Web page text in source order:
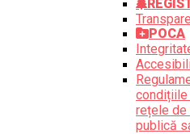
POCA
condițiile
rețele de
publică